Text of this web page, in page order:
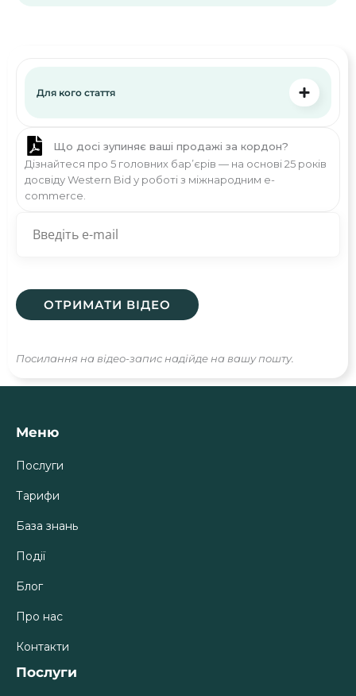
Для кого стаття
Що досі зупиняє ваші продажі за кордон?
Дізнайтеся про 5 головних бар’єрів — на основі 25 років
досвіду Western Bid у роботі з міжнародним e-
commerce.
Посилання на відео-запис надійде на вашу пошту.
Меню
Послуги
Тарифи
База знань
Події
Блог
Про нас
Контакти
Послуги